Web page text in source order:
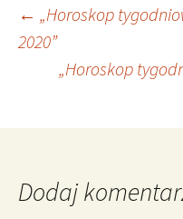
wpisu
← „Horoskop
2020”
„Horoskop
Dodaj